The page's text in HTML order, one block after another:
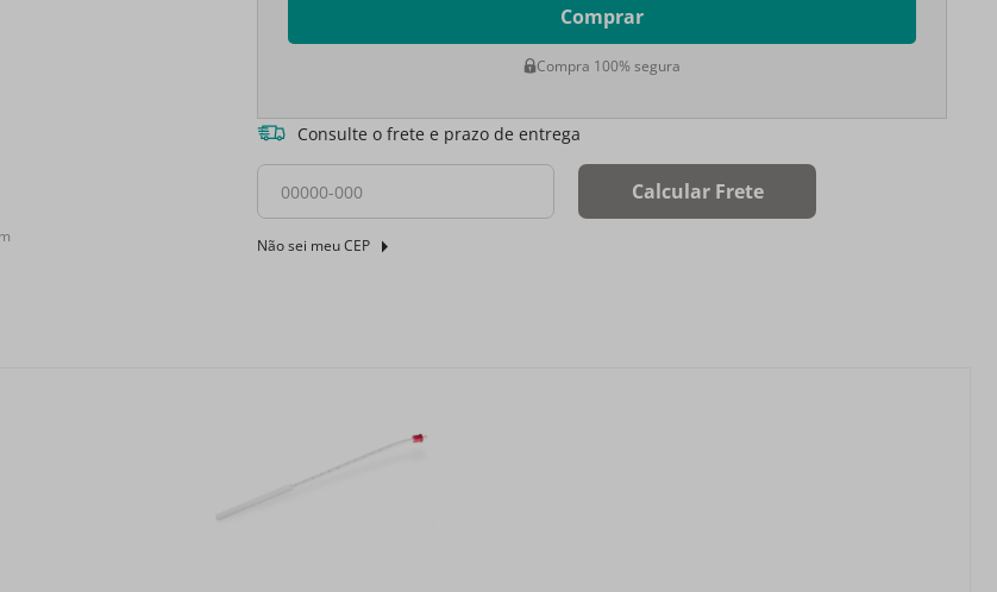
Comprar
Compra 100% segura
Consulte o frete e prazo de entrega
Calcular Frete
Não sei meu CEP